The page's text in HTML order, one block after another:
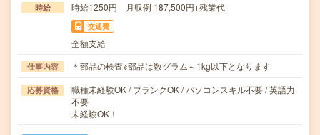
時給 時給1250円 月収例 187,500円+残業代
交通費
全額支給
仕事内容 ＊部品の検査※部品は数グラム～1kg以下となります
応募資格
職種未経験OK / ブランクOK / パソコンスキル不要 / 英語力
不要
未経験OK！